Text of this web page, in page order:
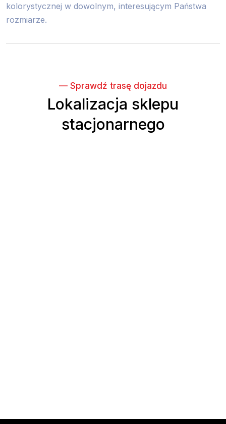
kolorystycznej w dowolnym, interesującym Państwa
rozmiarze.
— Sprawdź trasę dojazdu
Lokalizacja sklepu
stacjonarnego